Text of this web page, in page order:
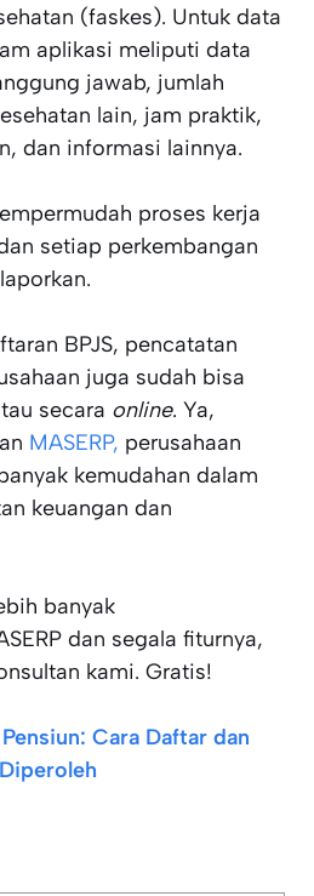
(faskes). Untuk data
aplikasi meliputi data
jawab, jumlah
lain, jam praktik,
dan informasi lainnya.
proses kerja
setiap perkembangan
BPJS, pencatatan
juga sudah bisa
secara online. Ya,
MASERP, perusahaan
kemudahan dalam
keuangan dan
banyak
dan segala fiturnya,
kami. Gratis!
Cara Daftar dan